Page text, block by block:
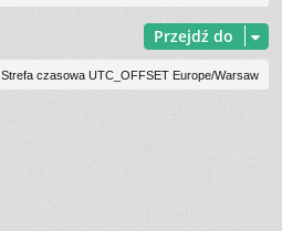
Przejdź do
Strefa czasowa UTC_OFFSET Europe/Warsaw